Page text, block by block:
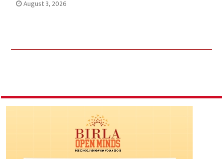
August 3, 2026